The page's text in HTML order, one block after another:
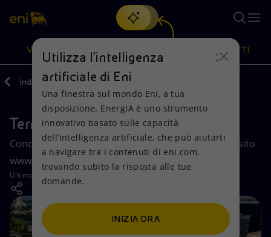
Cerca
scopri EnergIA, la nostra nuova soluzione di intelligenza
artificiale.
VISIONE
Visione
Mission e valori
Persone e Partnership
Net Zero
Azioni
Diversificazione energetica
Tecnologie per la transizione
Collaborazioni per l'innovazione
PRODOTTI
Prodotti
Imprese
Mobilità
Indietro
Termini e Condizioni
Condizioni generali di utilizzo dei servizi offerti dal sito
www.eni.com.
Ultimo aggiornamento: 22 aprile 2025
Utilizza l'intelligenza
artificiale di Eni
Una finestra sul mondo Eni, a tua
disposizione. EnergIA è uno strumento
innovativo basato sulle capacità
dell’intelligenza artificiale, che può aiutarti
a navigare tra i contenuti di eni.com,
trovando subito la risposta alle tue
domande.
INIZIA ORA